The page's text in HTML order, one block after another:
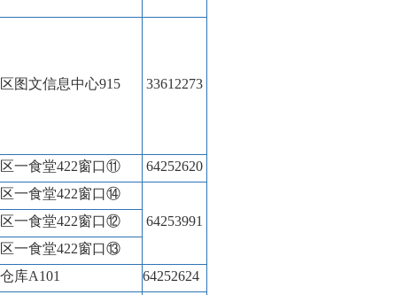
图文信息中心915 33612273
一食堂422窗口⑪
64252620
一食堂422窗口⑭
64253991
一食堂422窗口⑫
一食堂422窗口⑬
库A101
64252624